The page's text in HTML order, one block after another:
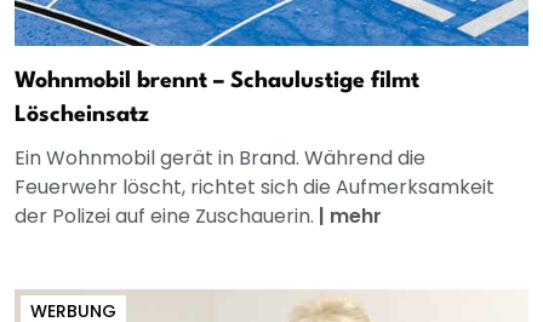
Wohnmobil brennt – Schaulustige filmt
Löscheinsatz
Ein Wohnmobil gerät in Brand. Während die
Feuerwehr löscht, richtet sich die Aufmerksamkeit
der Polizei auf eine Zuschauerin. | mehr
WERBUNG